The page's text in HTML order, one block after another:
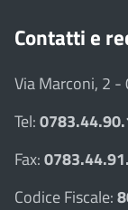
Contatti e
Via Marconi, 2 -
Tel:
Fax:
Codice Fiscale: